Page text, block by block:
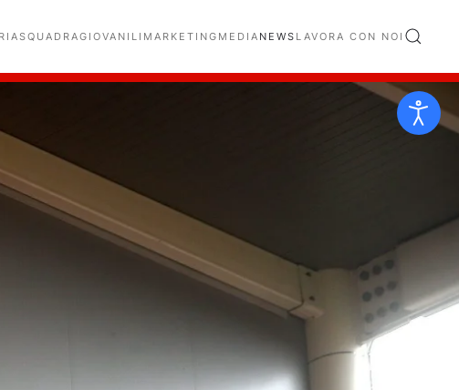
SQUADRAGIOVANILI MARKETING MEDIA NEWS LAVORA CON NOI